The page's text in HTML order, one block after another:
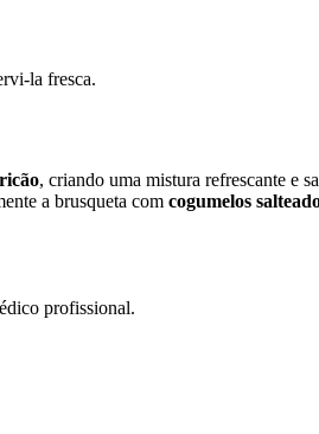
la fresca.
, criando uma mistura refrescante e
a brusqueta com cogumelos
profissional.